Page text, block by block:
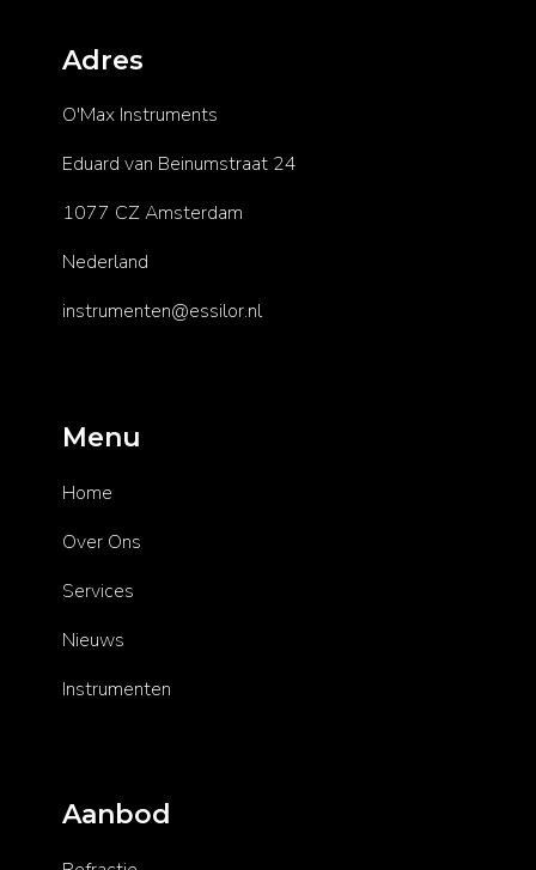
Adres
O'Max Instruments
Eduard van Beinumstraat 24
1077 CZ Amsterdam
Nederland
instrumenten@essilor.nl
Menu
Home
Over Ons
Services
Nieuws
Instrumenten
Aanbod